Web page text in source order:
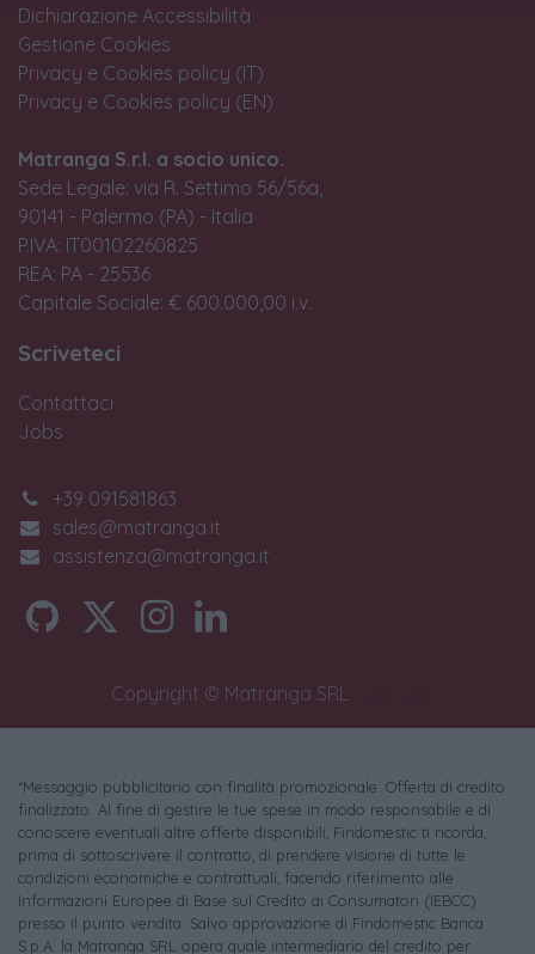
Dichiarazione Accessibilità
Gestione Cookies
Privacy e Cookies policy (IT)
Privacy e Cookies policy (EN)
Matranga S.r.l. a socio unico.
Sede Legale: via R. Settimo 56/56a,
90141 - Palermo (PA) - Italia
P.IVA: IT00102260825
REA: PA - 25536
Capitale Sociale: € 600.000,00 i.v.
Scriveteci
Contattaci
Jobs
+39 091581863
sales@matranga.it
assistenza@matranga.it
Copyright © Matranga SRL
*Messaggio pubblicitario con finalità promozionale. Offerta di credito
finalizzato. Al fine di gestire le tue spese in modo responsabile e di
conoscere eventuali altre offerte disponibili, Findomestic ti ricorda,
prima di sottoscrivere il contratto, di prendere visione di tutte le
condizioni economiche e contrattuali, facendo riferimento alle
Informazioni Europee di Base sul Credito ai Consumatori (IEBCC)
presso il punto vendita. Salvo approvazione di Findomestic Banca
S.p.A. la Matranga SRL opera quale intermediario del credito per